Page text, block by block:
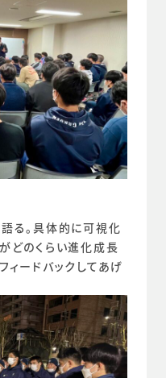
る。具体的に可視化
どのくらい進化成長
ィードバックしてあげ